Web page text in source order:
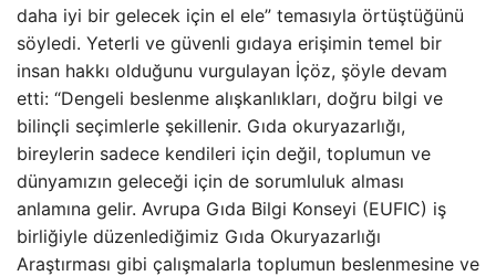
daha iyi bir gelecek için el ele” temasıyla örtüştüğünü
söyledi. Yeterli ve güvenli gıdaya erişimin temel bir
insan hakkı olduğunu vurgulayan İçöz, şöyle devam
etti: “Dengeli beslenme alışkanlıkları, doğru bilgi ve
bilinçli seçimlerle şekillenir. Gıda okuryazarlığı,
bireylerin sadece kendileri için değil, toplumun ve
dünyamızın geleceği için de sorumluluk alması
anlamına gelir. Avrupa Gıda Bilgi Konseyi (EUFIC) iş
birliğiyle düzenlediğimiz Gıda Okuryazarlığı
Araştırması gibi çalışmalarla toplumun beslenmesine ve